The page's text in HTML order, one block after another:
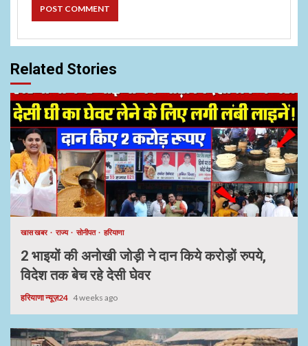
Related Stories
खास खबर राज्य सोनीपत हरियाणा
2 भाइयों की अनोखी जोड़ी ने दान किये करोड़ों रुपये,
विदेश तक बेच रहे देसी घेवर
हरियाणा न्यूज़24 4 weeks ago